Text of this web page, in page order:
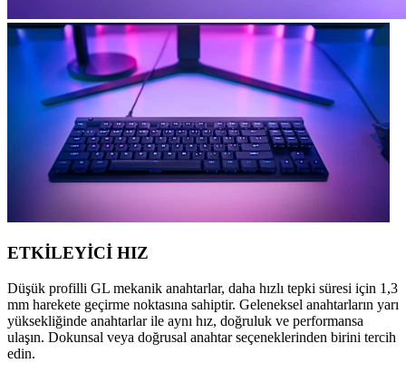
ETKİLEYİCİ HIZ
Düşük profilli GL mekanik anahtarlar, daha hızlı tepki süresi için 1,3
mm harekete geçirme noktasına sahiptir. Geleneksel anahtarların yarı
yüksekliğinde anahtarlar ile aynı hız, doğruluk ve performansa
ulaşın. Dokunsal veya doğrusal anahtar seçeneklerinden birini tercih
edin.